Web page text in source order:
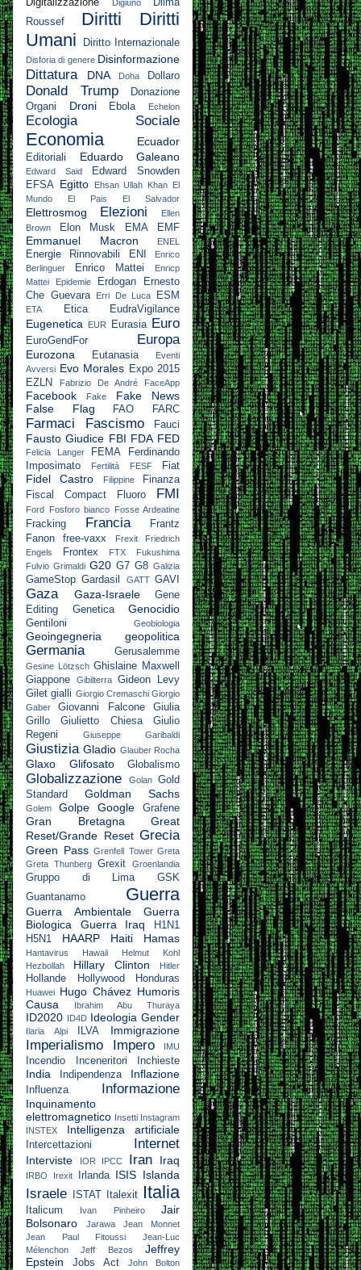
Digitalizzazione Digiuno
Dilma
Roussef
Diritti
Diritti
Umani
Diritto Internazionale
Disforia di genere Disinformazione
Dittatura DNA Doha Dollaro
Donald Trump
Donazione
Organi
Droni Ebola Echelon
Ecologia Sociale
Economia Ecuador
Editoriali Eduardo Galeano
Edward Said
Edward Snowden
EFSA Egitto Ehsan Ullah Khan El
Mundo
El Pais El Salvador
Elettrosmog Elezioni
Ellen
Brown
Elon Musk EMA EMF
Emmanuel Macron ENEL
Energie Rinnovabili ENI
Enrico
Berlinguer
Enrico Mattei
Enricp
Mattei
Epidemie Erdogan
Ernesto
Che Guevara
Erri De Luca ESM
ETA Etica EudraVigilance
Eugenetica EUR Eurasia Euro
EuroGendFor Europa
Eurozona Eutanasia
Eventi
Avversi Evo Morales Expo 2015
EZLN
Fabrizio De André FaceApp
Facebook Fake
Fake News
False Flag
FAO FARC
Farmaci Fascismo Fauci
Fausto Giudice FBI FDA FED
Felicia Langer FEMA
Ferdinando
Imposimato
Fertilità FESF Fiat
Fidel Castro Filippine
Finanza
Fiscal Compact
Fluoro FMI
Ford Fosforo bianco Fosse Ardeatine
Fracking Francia
Frantz
Fanon
free-vaxx Frexit
Friedrich
Engels
Frontex FTX
Fukushima
Fulvio Grimaldi G20 G7 G8 Galizia
GameStop Gardasil GATT GAVI
Gaza Gaza-Israele
Gene
Editing
Genetica Genocidio
Gentiloni Geobiologia
Geoingegneria geopolitica
Germania Gerusalemme
Gesine Lötzsch Ghislaine Maxwell
Giappone
Gibilterra Gideon Levy
Gilet gialli Giorgio Cremaschi Giorgio
Gaber
Giovanni Falcone
Giulia
Grillo
Giulietto Chiesa
Giulio
Regeni
Giuseppe Garibaldi
Giustizia Gladio Glauber Rocha
Glaxo Glifosato Globalismo
Globalizzazione Golan Gold
Standard
Goldman Sachs
Golem Golpe Google Grafene
Gran Bretagna
Great
Reset/Grande Reset Grecia
Green Pass Grenfell Tower Greta
Greta Thunberg Grexit Groenlandia
Gruppo di Lima
GSK
Guantanamo
Guerra
Guerra Ambientale
Guerra
Biologica
Guerra Iraq
H1N1
H5N1
HAARP Haiti Hamas
Hantavirus Hawaii
Helmut Kohl
Hezbollah
Hillary Clinton Hitler
Hollande Hollywood Honduras
Huawei Hugo Chávez Humoris
Causa
Ibrahim Abu Thuraya
ID2020 ID4D Ideologia Gender
Ilaria Alpi ILVA Immigrazione
Imperialismo Impero IMU
Incendio Inceneritori Inchieste
India Indipendenza Inflazione
Influenza Informazione
Inquinamento
elettromagnetico Insetti Instagram
INSTEX
Intelligenza artificiale
Intercettazioni Internet
Interviste IOR IPCC Iran Iraq
IRBO Irexit Irlanda ISIS Islanda
Israele ISTAT Italexit Italia
Italicum Ivan Pinheiro
Jair
Bolsonaro
Jarawa
Jean Monnet
Jean Paul Fitoussi
Jean-Luc
Mélenchon
Jeff Bezos
Jeffrey
Epstein
Jobs Act John Bolton